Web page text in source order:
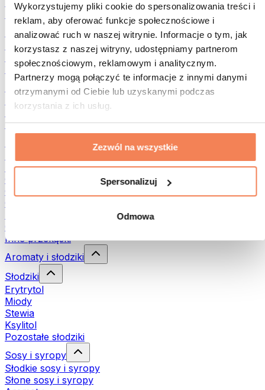
Wykorzystujemy pliki cookie do spersonalizowania treści i
reklam, aby oferować funkcje społecznościowe i
analizować ruch w naszej witrynie. Informacje o tym, jak
korzystasz z naszej witryny, udostępniamy partnerom
społecznościowym, reklamowym i analitycznym.
Partnerzy mogą połączyć te informacje z innymi danymi
otrzymanymi od Ciebie lub uzyskanymi podczas
korzystania z ich usług.
Zezwól na wszystkie
Spersonalizuj
Odmowa
Rośliny strączkowe
Inna żywność fitness
Masła orzechowe
Masło orzechowe 100%
Słodkie masła orzechowe
Masła orzechowe z białkiem
Superfood
Zielone superfoods
Błonnik
Inne superfoods
Suszone mięso
Owoce liofilizowane
Ciastka proteinowe
Chipsy i chrupki
Czekolady
Inne przekąski
Aromaty i słodziki
Słodziki
Erytrytol
Miody
Stewia
Ksylitol
Pozostałe słodziki
Sosy i syropy
Słodkie sosy i syropy
Słone sosy i syropy